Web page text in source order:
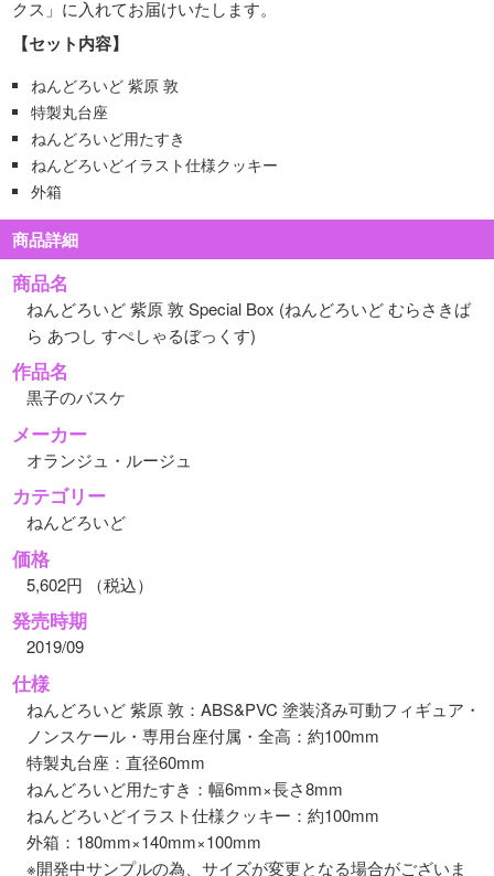
クス」に入れてお届けいたします。
【セット内容】
ねんどろいど 紫原 敦
特製丸台座
ねんどろいど用たすき
ねんどろいどイラスト仕様クッキー
外箱
商品詳細
商品名
ねんどろいど 紫原 敦 Special Box (ねんどろいど むらさきば
ら あつし すぺしゃるぼっくす)
作品名
黒子のバスケ
メーカー
オランジュ・ルージュ
カテゴリー
ねんどろいど
価格
5,602円 （税込）
発売時期
2019/09
仕様
ねんどろいど 紫原 敦：ABS&PVC 塗装済み可動フィギュア・
ノンスケール・専用台座付属・全高：約100mm
特製丸台座：直径60mm
ねんどろいど用たすき：幅6mm×長さ8mm
ねんどろいどイラスト仕様クッキー：約100mm
外箱：180mm×140mm×100mm
※開発中サンプルの為、サイズが変更となる場合がございま